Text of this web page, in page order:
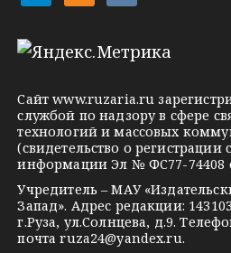
e
l
r
a
m
d
o
l
a
s
s
n
i
k
n
a
k
t
e
Сайтwww.ruzaria.ru
службой по надзору в сфере
технологий и массовых
(свидетельство о регистрации
информации Эл № ФС77-74408
Учредитель – МАУ
Запад». Адрес редакции:
г.Руза, ул.Солнцева, д.9.
почтаruza24@yandex.ru.